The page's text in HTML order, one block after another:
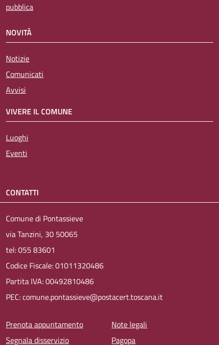
pubblica
NOVITÀ
Notizie
Comunicati
Avvisi
VIVERE IL COMUNE
Luoghi
Eventi
CONTATTI
Comune di Pontassieve
via Tanzini, 30 50065
tel: 055 83601
Codice Fiscale: 01011320486
Partita IVA: 00492810486
PEC: comune.pontassieve@postacert.toscana.it
Menu piè di pagina
Prenota appuntamento
Segnala disservizio
Note legali
Pagopa